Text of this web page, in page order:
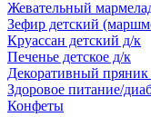
Жевательный
Зефир детский
Круассан детский д/к
Печенье детское д/к
Декоративный пряник
Здоровое питание/
Конфеты